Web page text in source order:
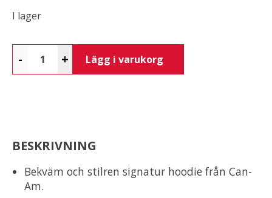
I lager
- + Lägg i varukorg
BESKRIVNING
Bekväm och stilren signatur hoodie från Can-
Am.